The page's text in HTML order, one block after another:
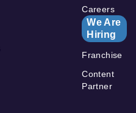
Careers
We Are
Hiring
Franchise
Content
Partner